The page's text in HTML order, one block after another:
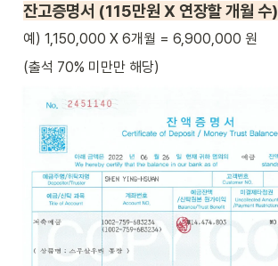
잔고증명서 (115만원 X 연장할 개월 수)
예) 1,150,000 X 6개월 = 6,900,000 원
(출석 70% 미만만 해당)